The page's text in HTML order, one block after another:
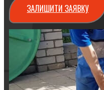
ЗАЛИШИТИ ЗАЯВКУ